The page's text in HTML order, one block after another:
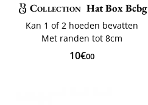
Collection Hat Box Bcbg
Kan 1 of 2 hoeden bevatten
Met randen tot 8cm
10€00